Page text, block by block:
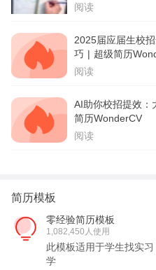
阅读
2025届应届生校
巧 | 超级简历
阅读
AI助你校招提效：
简历WonderCV
阅读
简历模板
零经验简历模板
1,082,450人使用
此模板适用于学生找实
学